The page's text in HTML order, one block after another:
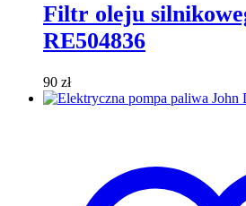
Filtr oleju
RE504836
90 zł